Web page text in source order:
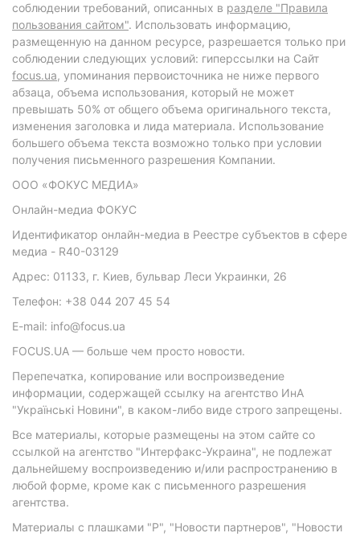
соблюдении требований, описанных в разделе "Правила
пользования сайтом". Использовать информацию,
размещенную на данном ресурсе, разрешается только при
соблюдении следующих условий: гиперссылки на Сайт
focus.ua, упоминания первоисточника не ниже первого
абзаца, объема использования, который не может
превышать 50% от общего объема оригинального текста,
изменения заголовка и лида материала. Использование
большего объема текста возможно только при условии
получения письменного разрешения Компании.
ООО «ФОКУС МЕДИА»
Онлайн-медиа ФОКУС
Идентификатор онлайн-медиа в Реестре субъектов в сфере
медиа - R40-03129
Адрес: 01133, г. Киев, бульвар Леси Украинки, 26
Телефон: +38 044 207 45 54
E-mail: info@focus.ua
FOCUS.UA — больше чем просто новости.
Перепечатка, копирование или воспроизведение
информации, содержащей ссылку на агентство ИнА
"Українські Новини", в каком-либо виде строго запрещены.
Все материалы, которые размещены на этом сайте со
ссылкой на агентство "Интерфакс-Украина", не подлежат
дальнейшему воспроизведению и/или распространению в
любой форме, кроме как с письменного разрешения
агентства.
Материалы с плашками "Р", "Новости партнеров", "Новости